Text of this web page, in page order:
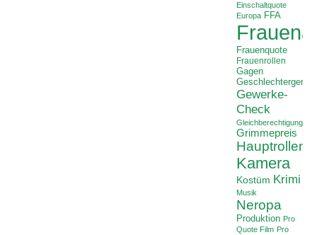
Einschaltquote
Europa FFA
Frauenquote
Frauenrollen
Gagen
Gewerke-
Check
Gleichberechtigung
Grimmepreis
Hauptrollen
Kamera
Kostüm Krimi
Musik
Neropa
Produktion Pro
Quote Film Pro